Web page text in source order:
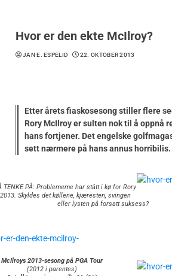
Hvor er den ekte McIlroy?
JAN E. ESPELID 22. OKTOBER 2013
Etter årets fiaskosesong stiller flere
Rory McIlroy er sulten nok til å oppnå
hans fortjener. Det engelske
sett nærmere på hans annus horribilis.
TENKE PÅ: Problememe har stått i kø for Rory
Skyldes det køllene, kjæresten, svingen
eller lysten på forsatt suksess?
McIlroys 2013-sesong på PGA Tour
(2012 i parentes)